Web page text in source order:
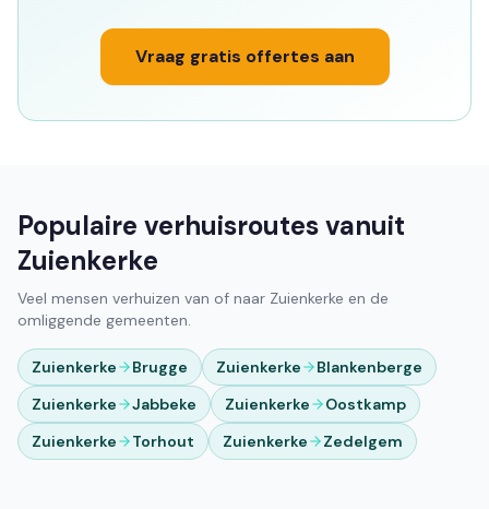
Vraag gratis offertes aan
Populaire verhuisroutes vanuit
Zuienkerke
Veel mensen verhuizen van of naar Zuienkerke en de
omliggende gemeenten.
Zuienkerke Brugge Zuienkerke
Blankenberge
Zuienkerke
Jabbeke Zuienkerke
Oostkamp
Zuienkerke
Torhout Zuienkerke Zedelgem